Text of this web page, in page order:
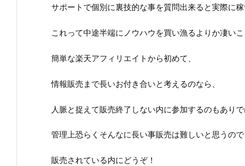
サポートで個別に裏技的な事を質問出来ると実際に
これって中途半端にノウハウを買い漁るよりか凄いこ
簡単な楽天アフィリエイトから初めて、
情報販売まで長いお付き合いと考えるのなら、
人脈と捉えて販売終了しない内に参加するのもありで
管理上恐らくそんなに長い事販売は難しいと思うので
販売されている内にどうぞ！